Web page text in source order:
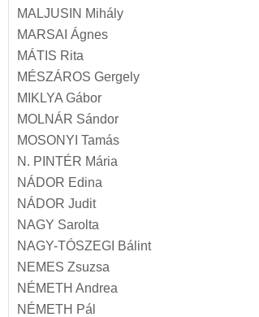
MALJUSIN Mihály
MARSAI Ágnes
MÁTIS Rita
MÉSZÁROS Gergely
MIKLYA Gábor
MOLNÁR Sándor
MOSONYI Tamás
N. PINTÉR Mária
NÁDOR Edina
NÁDOR Judit
NAGY Sarolta
NAGY-TÓSZEGI Bálint
NEMES Zsuzsa
NÉMETH Andrea
NÉMETH Pál